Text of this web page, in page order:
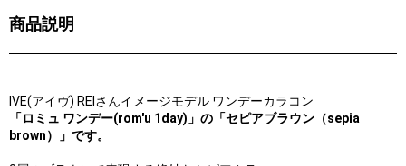
商品説明
IVE(アイヴ) REIさんイメージモデル ワンデーカラコン
「ロミュ ワンデー(rom'u 1day)」の「セピアブラウン（sepia
brown）」です。